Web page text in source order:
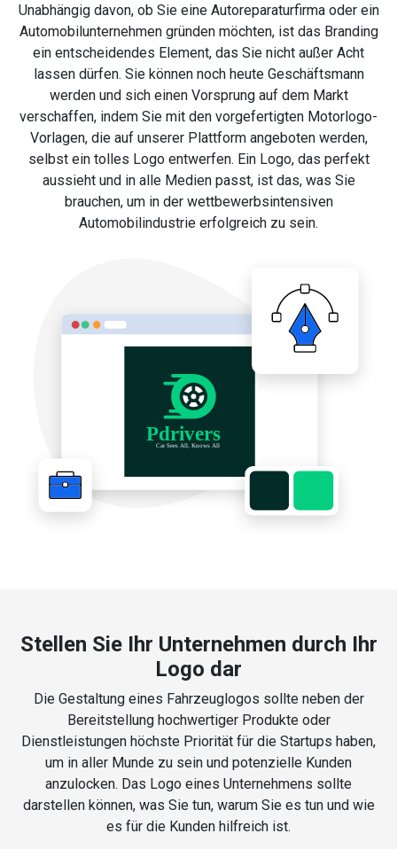
Unabhängig davon, ob Sie eine Autoreparaturfirma oder ein
Automobilunternehmen gründen möchten, ist das Branding
ein entscheidendes Element, das Sie nicht außer Acht
lassen dürfen. Sie können noch heute Geschäftsmann
werden und sich einen Vorsprung auf dem Markt
verschaffen, indem Sie mit den vorgefertigten Motorlogo-
Vorlagen, die auf unserer Plattform angeboten werden,
selbst ein tolles Logo entwerfen. Ein Logo, das perfekt
aussieht und in alle Medien passt, ist das, was Sie
brauchen, um in der wettbewerbsintensiven
Automobilindustrie erfolgreich zu sein.
Stellen Sie Ihr Unternehmen durch Ihr
Logo dar
Die Gestaltung eines Fahrzeuglogos sollte neben der
Bereitstellung hochwertiger Produkte oder
Dienstleistungen höchste Priorität für die Startups haben,
um in aller Munde zu sein und potenzielle Kunden
anzulocken. Das Logo eines Unternehmens sollte
darstellen können, was Sie tun, warum Sie es tun und wie
es für die Kunden hilfreich ist.